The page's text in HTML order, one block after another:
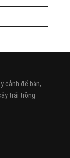
cảnh để bàn,
trái trồng